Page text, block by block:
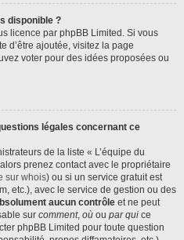
disponible ?
licence par phpBB Limited. Si vous
d’être ajoutée, visitez la page
voter pour des idées proposées ou
légales concernant ce
de la liste « L’équipe du
prenez contact avec le propriétaire
sur whois) ou si un service gratuit est
etc.), avec le service de gestion ou des
aucun contrôle et ne peut
sur comment, où ou par qui ce
phpBB Limited pour toute question